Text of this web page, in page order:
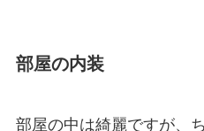
部屋の内装
部屋の中は綺麗ですが、